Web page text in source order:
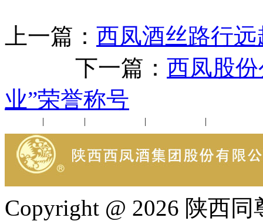
上一篇： 西凤酒丝路行
下一篇： 西凤股
业”荣誉称号
| | | |
Copyright @ 2026 陕西